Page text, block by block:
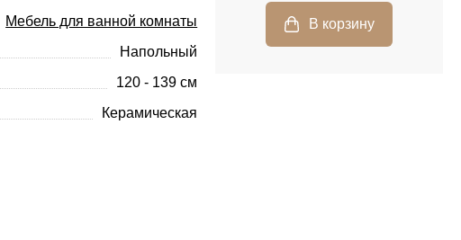
Мебель для ванной комнаты
Напольный
120 - 139 см
Керамическая